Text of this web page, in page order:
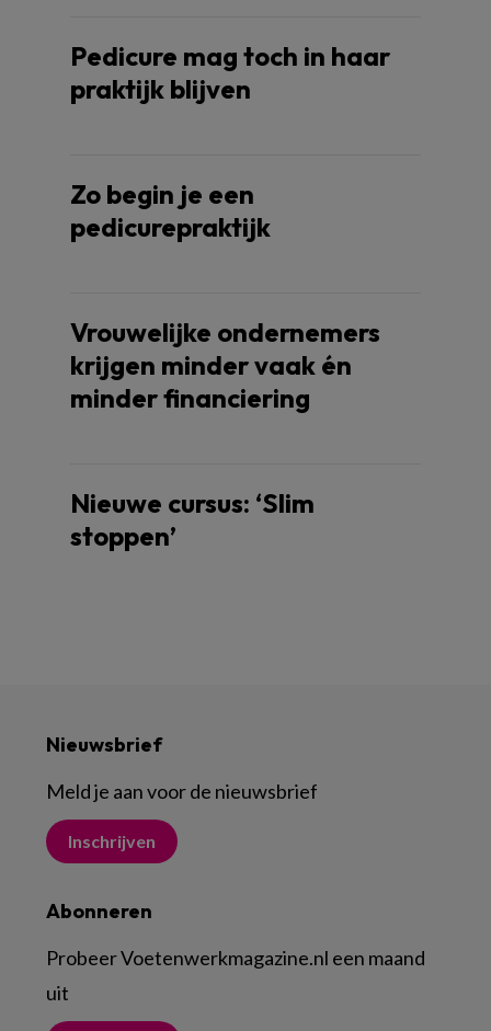
Pedicure mag toch in haar
praktijk blijven
Zo begin je een
pedicurepraktijk
Vrouwelijke ondernemers
krijgen minder vaak én
minder financiering
Nieuwe cursus: ‘Slim
stoppen’
Nieuwsbrief
Meld je aan voor de nieuwsbrief
Inschrijven
Abonneren
Probeer Voetenwerkmagazine.nl een maand
uit